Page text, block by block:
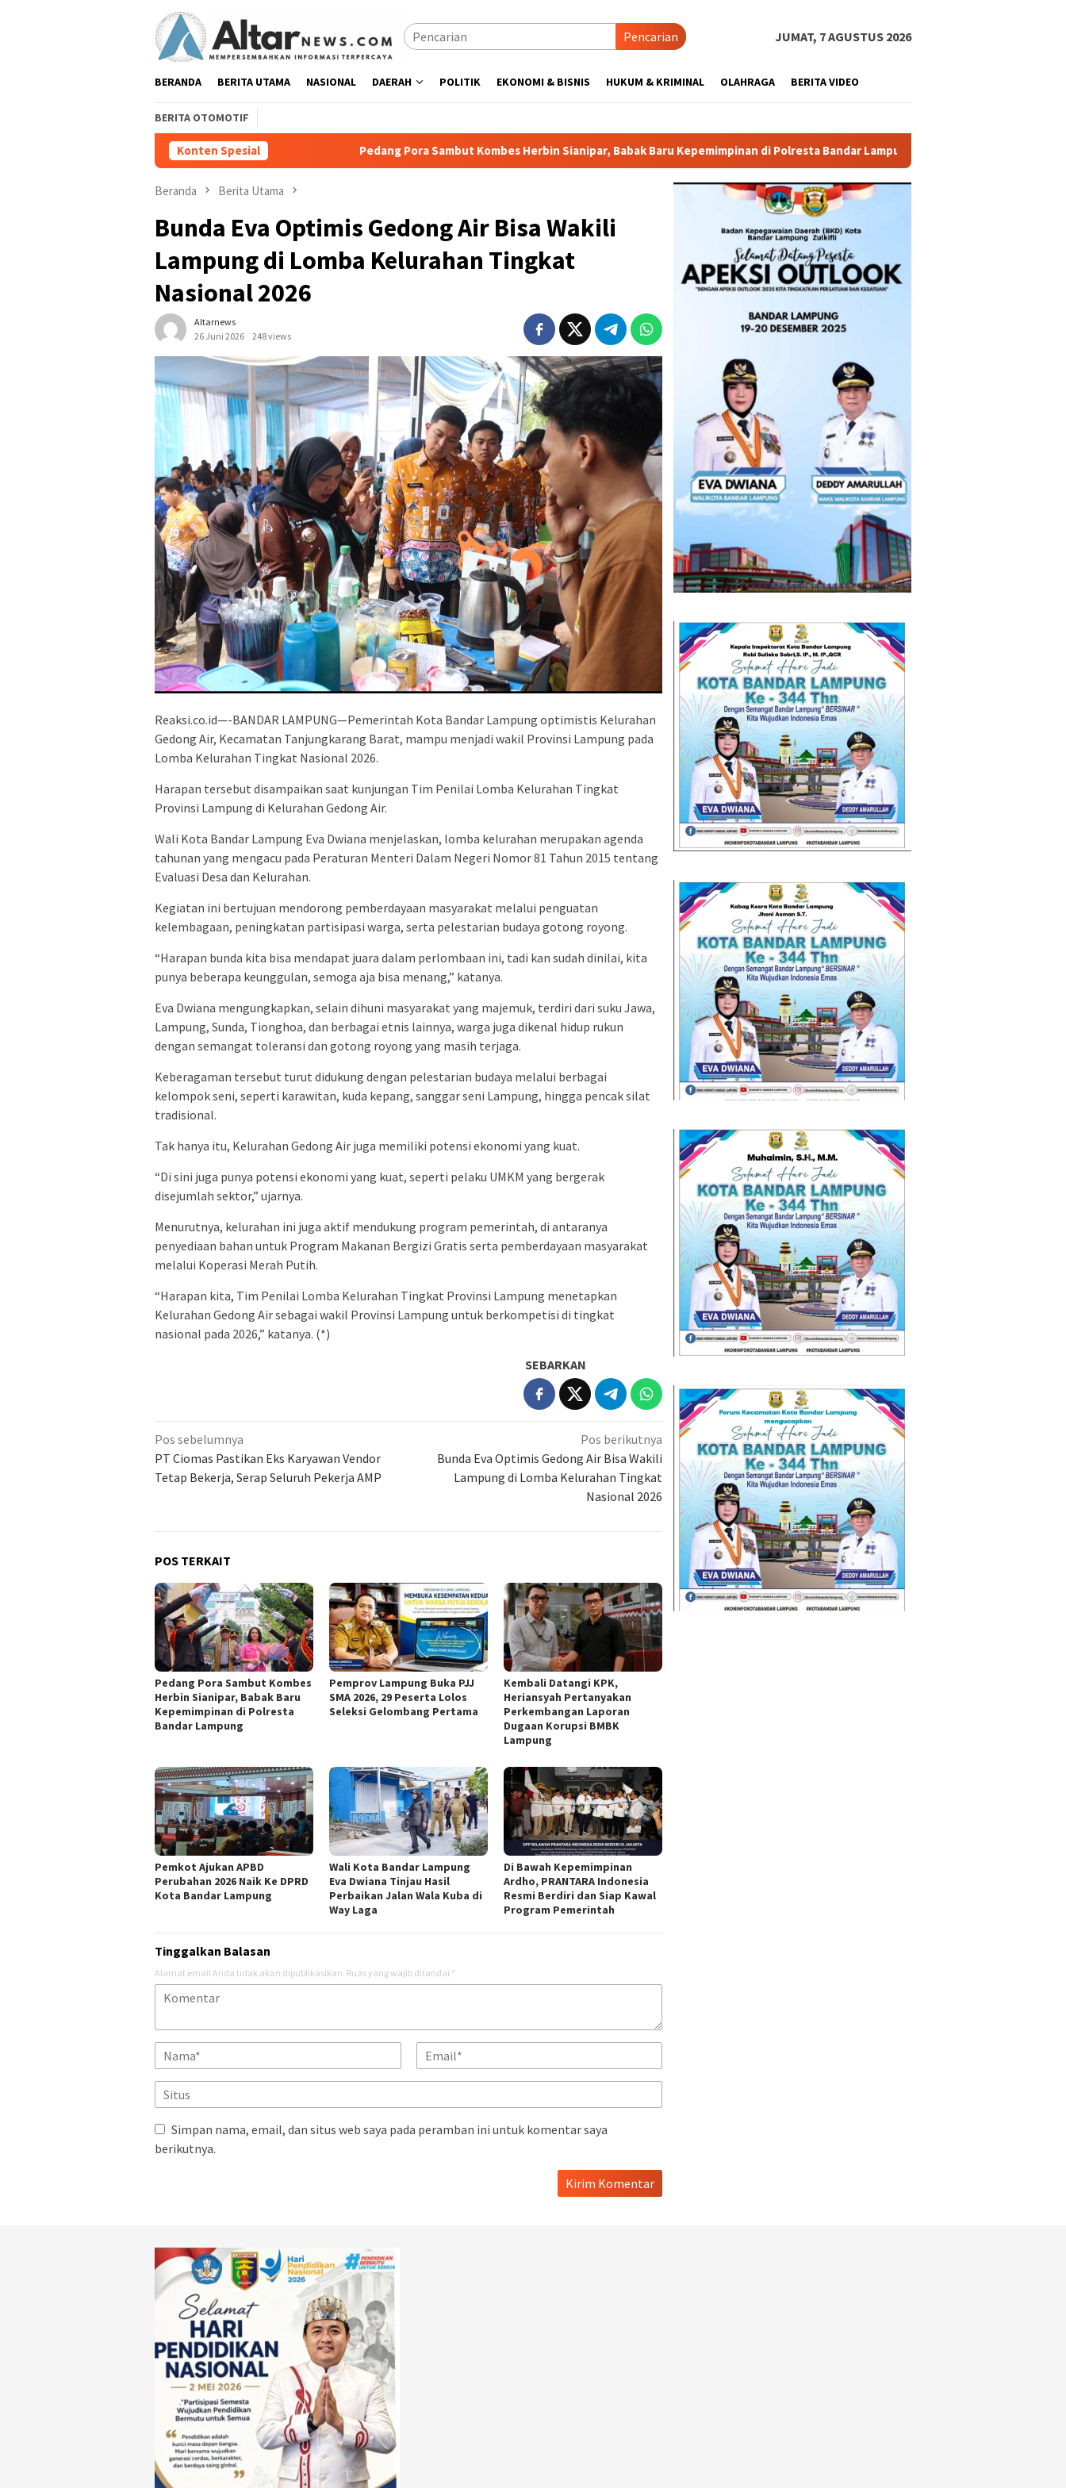
Pencarian JUMAT, 7 AGUSTUS 2026
BERANDA BERITA UTAMA NASIONAL DAERAH POLITIK EKONOMI & BISNIS HUKUM & KRIMINAL OLAHRAGA BERITA VIDEO
BERITA OTOMOTIF
Konten Spesial Pedang Pora Sambut Kombes Herbin Sianipar, Babak Baru Kepemimpinan di Polresta Bandar Lampung Pemprov Lampung Buka PJJ SMA
Beranda Berita Utama
Bunda Eva Optimis Gedong Air Bisa Wakili
Lampung di Lomba Kelurahan Tingkat
Nasional 2026
Altarnews
26 Juni 2026
248 views
Reaksi.co.id—-BANDAR LAMPUNG—Pemerintah Kota Bandar Lampung optimistis Kelurahan
Gedong Air, Kecamatan Tanjungkarang Barat, mampu menjadi wakil Provinsi Lampung pada
Lomba Kelurahan Tingkat Nasional 2026.
Harapan tersebut disampaikan saat kunjungan Tim Penilai Lomba Kelurahan Tingkat
Provinsi Lampung di Kelurahan Gedong Air.
Wali Kota Bandar Lampung Eva Dwiana menjelaskan, lomba kelurahan merupakan agenda
tahunan yang mengacu pada Peraturan Menteri Dalam Negeri Nomor 81 Tahun 2015 tentang
Evaluasi Desa dan Kelurahan.
Kegiatan ini bertujuan mendorong pemberdayaan masyarakat melalui penguatan
kelembagaan, peningkatan partisipasi warga, serta pelestarian budaya gotong royong.
“Harapan bunda kita bisa mendapat juara dalam perlombaan ini, tadi kan sudah dinilai, kita
punya beberapa keunggulan, semoga aja bisa menang,” katanya.
Eva Dwiana mengungkapkan, selain dihuni masyarakat yang majemuk, terdiri dari suku Jawa,
Lampung, Sunda, Tionghoa, dan berbagai etnis lainnya, warga juga dikenal hidup rukun
dengan semangat toleransi dan gotong royong yang masih terjaga.
Keberagaman tersebut turut didukung dengan pelestarian budaya melalui berbagai
kelompok seni, seperti karawitan, kuda kepang, sanggar seni Lampung, hingga pencak silat
tradisional.
Tak hanya itu, Kelurahan Gedong Air juga memiliki potensi ekonomi yang kuat.
“Di sini juga punya potensi ekonomi yang kuat, seperti pelaku UMKM yang bergerak
disejumlah sektor,” ujarnya.
Menurutnya, kelurahan ini juga aktif mendukung program pemerintah, di antaranya
penyediaan bahan untuk Program Makanan Bergizi Gratis serta pemberdayaan masyarakat
melalui Koperasi Merah Putih.
“Harapan kita, Tim Penilai Lomba Kelurahan Tingkat Provinsi Lampung menetapkan
Kelurahan Gedong Air sebagai wakil Provinsi Lampung untuk berkompetisi di tingkat
nasional pada 2026,” katanya. (*)
SEBARKAN
Navigasi
pos
Pos sebelumnya
PT Ciomas Pastikan Eks Karyawan Vendor
Tetap Bekerja, Serap Seluruh Pekerja AMP
Pos berikutnya
Bunda Eva Optimis Gedong Air Bisa Wakili
Lampung di Lomba Kelurahan Tingkat
Nasional 2026
POS TERKAIT
Pedang Pora Sambut Kombes
Herbin Sianipar, Babak Baru
Kepemimpinan di Polresta
Bandar Lampung
Pemprov Lampung Buka PJJ
SMA 2026, 29 Peserta Lolos
Seleksi Gelombang Pertama
Kembali Datangi KPK,
Heriansyah Pertanyakan
Perkembangan Laporan
Dugaan Korupsi BMBK
Lampung
Pemkot Ajukan APBD
Perubahan 2026 Naik Ke DPRD
Kota Bandar Lampung
Wali Kota Bandar Lampung
Eva Dwiana Tinjau Hasil
Perbaikan Jalan Wala Kuba di
Way Laga
Di Bawah Kepemimpinan
Ardho, PRANTARA Indonesia
Resmi Berdiri dan Siap Kawal
Program Pemerintah
Tinggalkan Balasan
Alamat email Anda tidak akan dipublikasikan. Ruas yang wajib ditandai *
Simpan nama, email, dan situs web saya pada peramban ini untuk komentar saya
berikutnya.